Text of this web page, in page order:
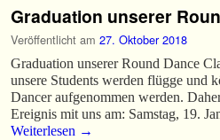
Graduation unserer
Veröffentlicht am 27. Oktober 2018
Graduation unserer Round Dance
unsere Students werden flügge und
Dancer aufgenommen werden.
Ereignis mit uns am: Samstag, 19.
Weiterlesen →